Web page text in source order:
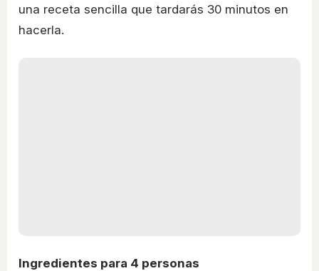
una receta sencilla que tardarás 30 minutos en
hacerla.
Ingredientes para 4 personas